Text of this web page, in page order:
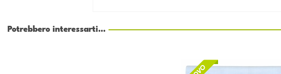
Potrebbero interessarti...